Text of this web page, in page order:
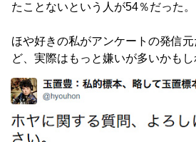
たことないという人が54％だった。
ほや好きの私がアンケートの発信
ど、実際はもっと嫌いが多いかもし